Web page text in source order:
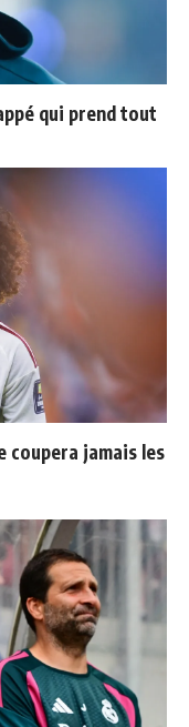
qui prend tout
coupera jamais les